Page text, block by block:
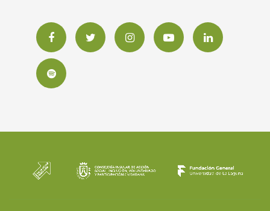
FacebookTwitterInstagramYouTubeLinkedIN
Spotify